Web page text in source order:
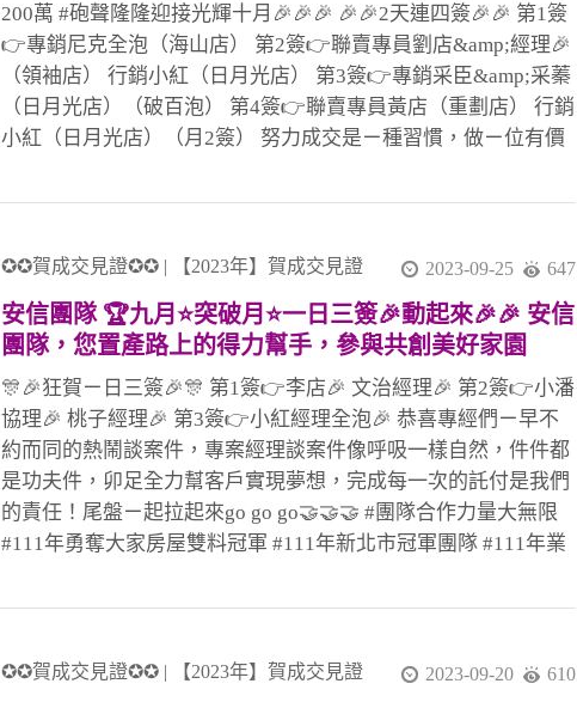
人聯賣團隊!! 歡迎加入安
200萬 #砲聲隆隆迎接光輝十月🎉🎉🎉 🎉🎉2天連四簽🎉🎉 第1簽
👉專銷尼克全泡（海山店） 第2簽👉聯賣專員劉店&amp;經理🎉
（領袖店） 行銷小紅（日月光店） 第3簽👉專銷采臣&amp;采蓁
（日月光店）（破百泡） 第4簽👉聯賣專員黃店（重劃店） 行銷
小紅（日月光店）（月2簽） 努力成交是ㄧ種習慣，做ㄧ位有價
來，珍惜所託、全力以赴！go go go 我們正在尋找充滿熱情、有
望在不動產領域發展，歡迎加入我們！ 🌟福利待遇： 優厚的績
正在等待你的加入！快來成為我們安信團隊大家庭的一員，一起
創造美好的未來！ 有意者請將履歷寄至 [king03072001@
✪✪賀成交見證✪✪ | 【2023年】賀成交見證 2023-09-25 647
安信團隊 🏆九月⭐突破月⭐一日三簽🎉動起來🎉🎉 安信
團隊，您置產路上的得力幫手，參與共創美好家園
🎊🎉狂賀ㄧ日三簽🎉🎊 第1簽👉李店🎉 文治經理🎉 第2簽👉小潘
協理🎉 桃子經理🎉 第3簽👉小紅經理全泡🎉 恭喜專經們ㄧ早不
約而同的熱鬧談案件，專案經理談案件像呼吸一樣自然，件件都
是功夫件，卯足全力幫客戶實現夢想，完成每一次的託付是我們
的責任！尾盤ㄧ起拉起來go go go🤝🤝🤝 #團隊合作力量大無限
#111年勇奪大家房屋雙料冠軍 #111年新北市冠軍團隊 #111年業
謝迦南黃代書協辦!! #感謝正業許代書協辦!! #感謝金門何代書協
家八店百多人聯賣團隊!! 歡迎加入安信團隊 8、9年級生見證影片
✪✪賀成交見證✪✪ | 【2023年】賀成交見證 2023-09-20 610